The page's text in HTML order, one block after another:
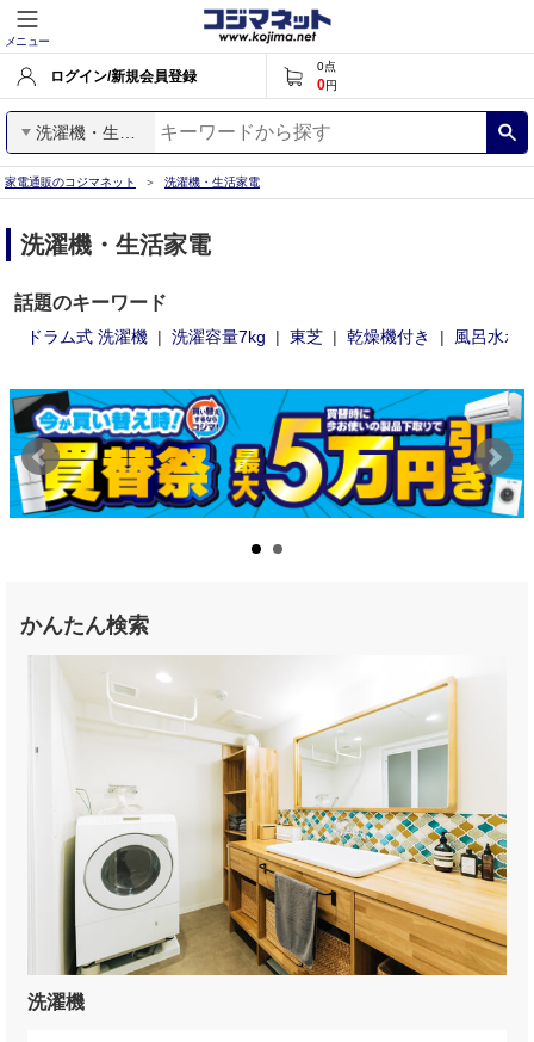
メニュー
ログイン/新規会員登録
0点
0円
洗濯機・生活家電
家電通販のコジマネット 洗濯機・生活家電
洗濯機・生活家電
話題のキーワード
ドラム式 洗濯機 洗濯容量7kg 東芝 乾燥機付き 風呂水ポ
かんたん検索
洗濯機